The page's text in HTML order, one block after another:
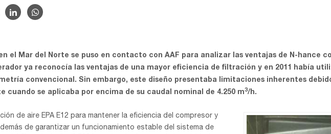
el Mar del Norte se puso en contacto con AAF para analizar las ventajas de N-hance
ya reconocía las ventajas de una mayor eficiencia de filtración y en 2011 había
convencional. Sin embargo, este diseño presentaba limitaciones inherentes
se aplicaba por encima de su caudal nominal de 4.250 m3/h.
de aire EPA E12 para mantener la eficiencia del compresor y
de garantizar un funcionamiento estable del sistema de